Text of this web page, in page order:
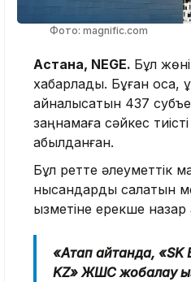
Фото: magnific.com
Астана, NEGE. Бұл
хабарлады. Бұған қоса,
айналысатын 437
заңнамаға сәйкес
қабылданған.
Бұл ретте әлеуметтік
нысандарды салатын
қызметіне ерекше
«Атап айтқанда, «SK
KZ» ЖШС жобалау